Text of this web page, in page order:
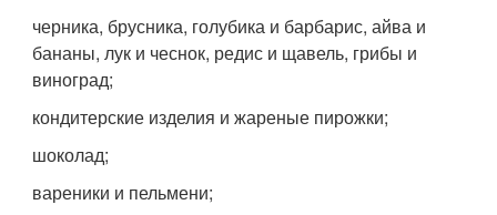
черника, брусника, голубика и барбарис, айва и
бананы, лук и чеснок, редис и щавель, грибы и
виноград;
кондитерские изделия и жареные пирожки;
шоколад;
вареники и пельмени;